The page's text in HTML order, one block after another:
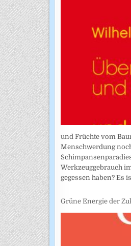
und Früchte vom
Menschwerdung
Werkzeuggebrauch
gegessen haben? Es
Grüne Energie der